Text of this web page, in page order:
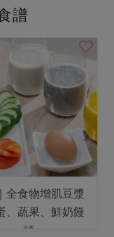
譜
全食物增肌豆漿
、蔬果、鮮奶饅
頭